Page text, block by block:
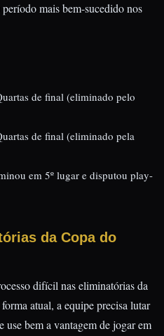
mais bem-sucedido nos
de final (eliminado pelo
de final (eliminado pela
em 5º lugar e disputou play-
da Copa do
difícil nas eliminatórias da
atual, a equipe precisa lutar
bem a vantagem de jogar em